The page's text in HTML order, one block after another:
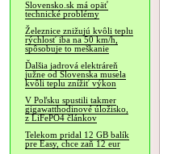
Slovensko.sk má opäť
technické problémy
Železnice znižujú kvôli teplu
rýchlosť iba na 50 km/h,
spôsobuje to meškanie
Ďalšia jadrová elektráreň
južne od Slovenska musela
kvôli teplu znížiť výkon
V Poľsku spustili takmer
gigawatthodinové úložisko,
z LiFePO4 článkov
Telekom pridal 12 GB balík
pre Easy, chce zaň 12 eur